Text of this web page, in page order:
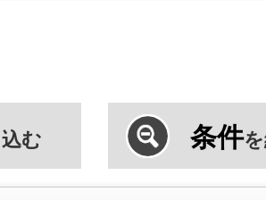
む 条件